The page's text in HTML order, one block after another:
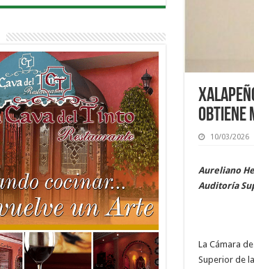
obtiene
10/03/2026
Aureliano
Auditoría
La Cámara
Superior de